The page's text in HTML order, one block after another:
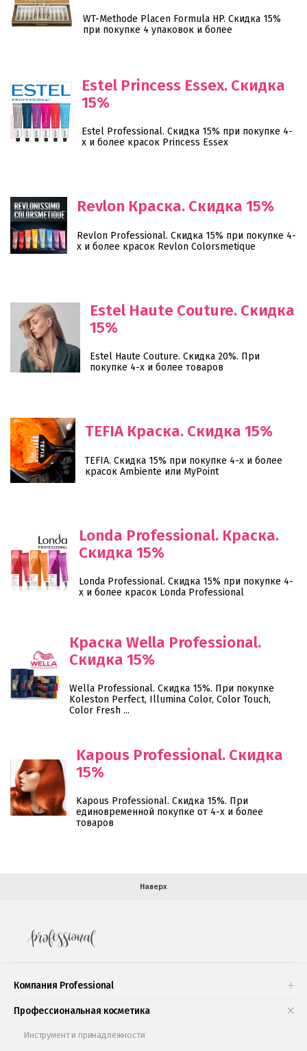
WT-Methode Placen Formula HP. Скидка 15%
при покупке 4 упаковок и более
Estel Princess Essex. Скидка
15%
Estel Professional. Скидка 15% при покупке 4-
х и более красок Princess Essex
Revlon Краска. Скидка 15%
Revlon Professional. Скидка 15% при покупке 4-
х и более красок Revlon Colorsmetique
Estel Haute Couture. Скидка
15%
Estel Haute Couture. Скидка 20%. При
покупке 4-х и более товаров
TEFIA Краска. Скидка 15%
TEFIA. Скидка 15% при покупке 4-х и более
красок Ambiente или MyPoint
Londa Professional. Краска.
Скидка 15%
Londa Professional. Скидка 15% при покупке 4-
х и более красок Londa Professional
Краска Wella Professional.
Скидка 15%
Wella Professional. Скидка 15%. При покупке
Koleston Perfect, Illumina Color, Color Touch,
Color Fresh ...
Kapous Professional. Скидка
15%
Kapous Professional. Скидка 15%. При
единовременной покупке от 4-х и более
товаров
Наверх
Компания Professional
О компании
Ваша скидка
В помощь покупателю
Форма обратной связи
Профессиональная косметика
Инструмент и принадлежности
Подарочные наборы
Обучающее видео